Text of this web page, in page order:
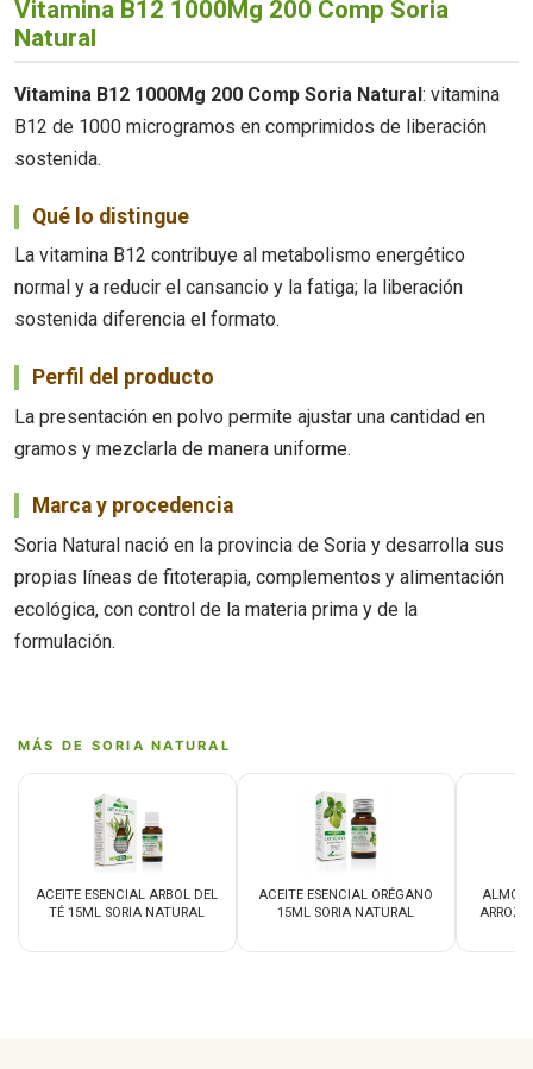
Vitamina B12 1000Μg 200 Comp Soria
Natural
Vitamina B12 1000Μg 200 Comp Soria Natural: vitamina
B12 de 1000 microgramos en comprimidos de liberación
sostenida.
Qué lo distingue
La vitamina B12 contribuye al metabolismo energético
normal y a reducir el cansancio y la fatiga; la liberación
sostenida diferencia el formato.
Perfil del producto
La presentación en polvo permite ajustar una cantidad en
gramos y mezclarla de manera uniforme.
Marca y procedencia
Soria Natural nació en la provincia de Soria y desarrolla sus
propias líneas de fitoterapia, complementos y alimentación
ecológica, con control de la materia prima y de la
formulación.
MÁS DE SORIA NATURAL
ACEITE ESENCIAL ARBOL DEL
TÉ 15ML SORIA NATURAL
ACEITE ESENCIAL ORÉGANO
15ML SORIA NATURAL
ARROZ